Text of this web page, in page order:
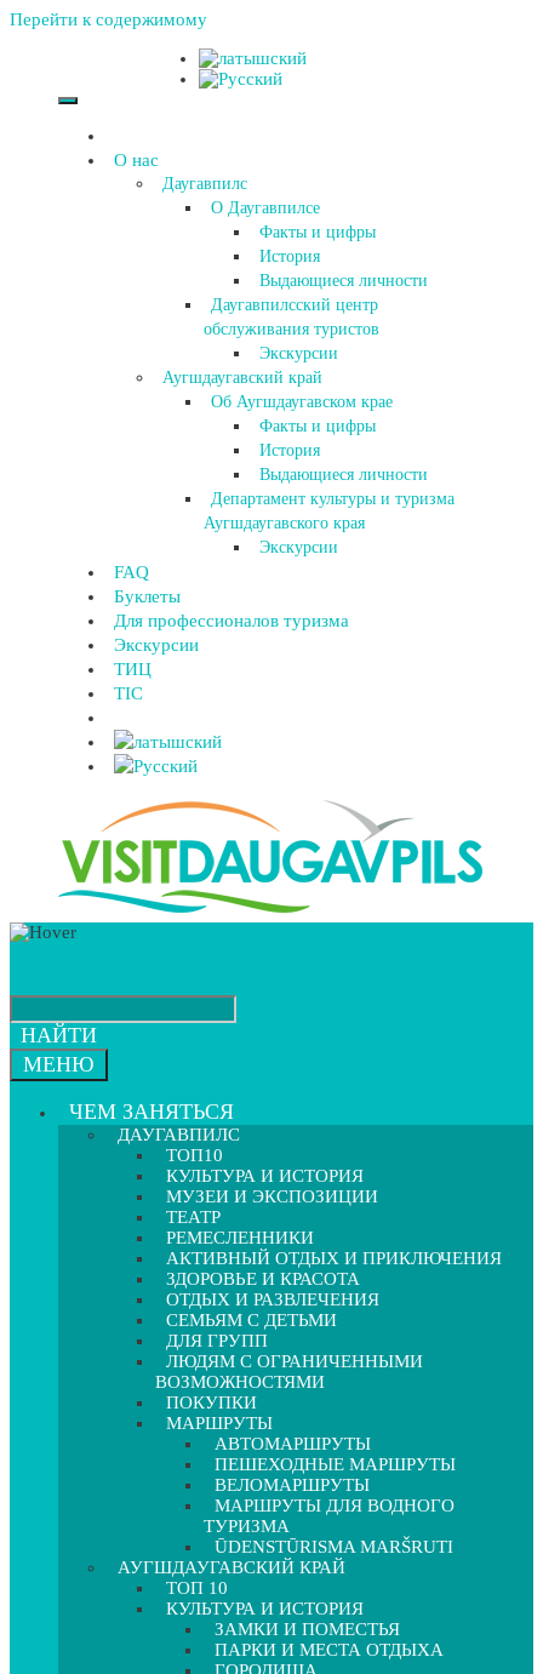
Перейти к содержимому
О нас
Даугавпилс
О Даугавпилсе
Факты и цифры
История
Выдающиеся личности
Даугавпилсский центр
обслуживания туристов
Экскурсии
Аугшдаугавский край
Об Аугшдаугавском крае
Факты и цифры
История
Выдающиеся личности
Департамент культуры и туризма
Аугшдаугавского края
Экскурсии
FAQ
Буклеты
Для профессионалов туризма
Экскурсии
ТИЦ
TIC
НАЙТИ
МЕНЮ
ЧЕМ ЗАНЯТЬСЯ
ДАУГАВПИЛС
ТОП10
КУЛЬТУРА И ИСТОРИЯ
МУЗЕИ И ЭКСПОЗИЦИИ
ТЕАТР
РЕМЕСЛЕННИКИ
АКТИВНЫЙ ОТДЫХ И ПРИКЛЮЧЕНИЯ
ЗДОРОВЬЕ И КРАСОТА
ОТДЫХ И РАЗВЛЕЧЕНИЯ
СЕМЬЯМ С ДЕТЬМИ
ДЛЯ ГРУПП
ЛЮДЯМ С ОГРАНИЧЕННЫМИ
ВОЗМОЖНОСТЯМИ
ПОКУПКИ
МАРШРУТЫ
АВТОМАРШРУТЫ
ПЕШЕХОДНЫЕ МАРШРУТЫ
ВЕЛОМАРШРУТЫ
МАРШРУТЫ ДЛЯ ВОДНОГО
ТУРИЗМА
ŪDENSTŪRISMA MARŠRUTI
АУГШДАУГАВСКИЙ КРАЙ
ТОП 10
КУЛЬТУРА И ИСТОРИЯ
ЗАМКИ И ПОМЕСТЬЯ
ПАРКИ И МЕСТА ОТДЫХА